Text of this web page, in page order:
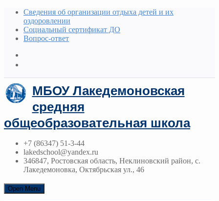
Сведения об организации отдыха детей и их
оздоровлении
Социальный сертификат ДО
Вопрос-ответ
МБОУ Лакедемоновская
средняя
общеобразовательная школа
+7 (86347) 51-3-44
lakedschool@yandex.ru
346847, Ростовская область, Неклиновский район, с.
Лакедемоновка, Октябрьская ул., 46
Open Menu